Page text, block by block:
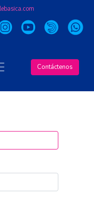
Contáctenos